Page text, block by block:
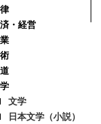
・経営
文学
日本文学（小説）